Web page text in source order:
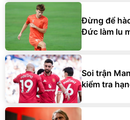
Đừng để
Đức làm lu
Soi trận
kiểm tra